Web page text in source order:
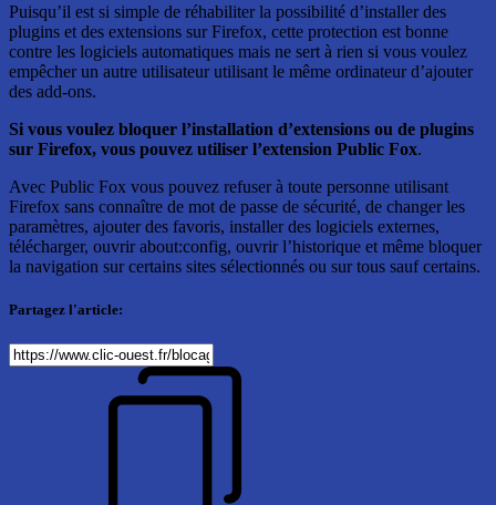
Puisqu’il est si simple de réhabiliter la possibilité d’installer des
plugins et des extensions sur Firefox, cette protection est bonne
contre les logiciels automatiques mais ne sert à rien si vous voulez
empêcher un autre utilisateur utilisant le même ordinateur d’ajouter
des add-ons.
Si vous voulez bloquer l’installation d’extensions ou de plugins
sur Firefox, vous pouvez utiliser l’extension Public Fox.
Avec Public Fox vous pouvez refuser à toute personne utilisant
Firefox sans connaître de mot de passe de sécurité, de changer les
paramètres, ajouter des favoris, installer des logiciels externes,
télécharger, ouvrir about:config, ouvrir l’historique et même bloquer
la navigation sur certains sites sélectionnés ou sur tous sauf certains.
Partagez l'article: